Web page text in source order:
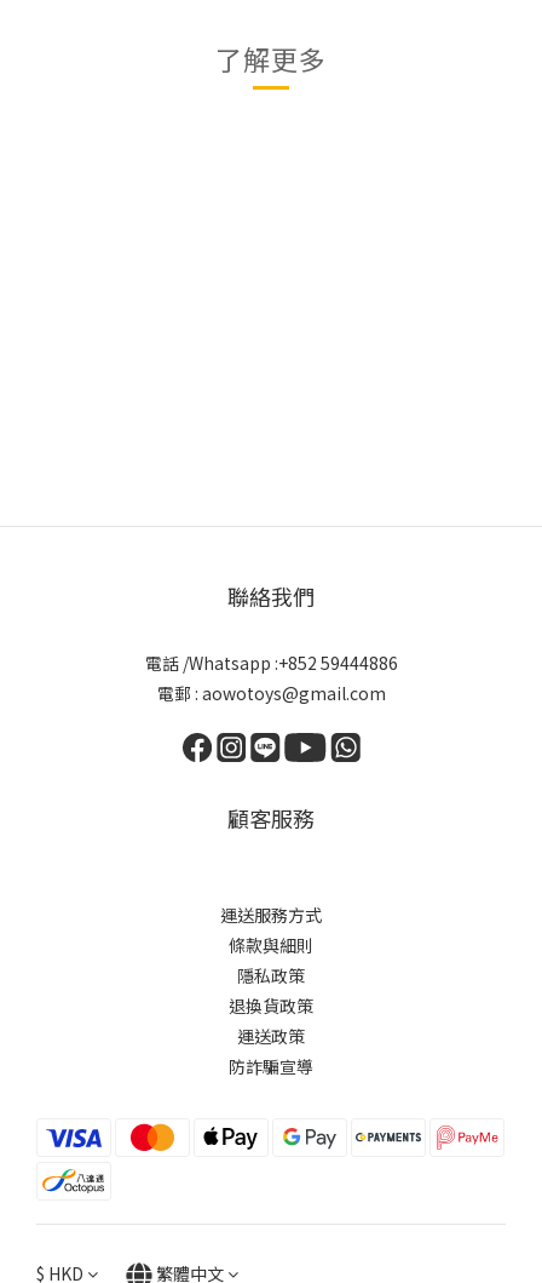
了解更多
聯絡我們
電話 /Whatsapp :+852 59444886
電郵 : aowotoys@gmail.com
顧客服務
運送服務方式
條款與細則
隱私政策
退換貨政策
運送政策
防詐騙宣導
$ HKD 繁體中文